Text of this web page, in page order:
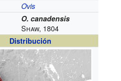
Ovis
O. canadensis
Shaw, 1804
Distribución